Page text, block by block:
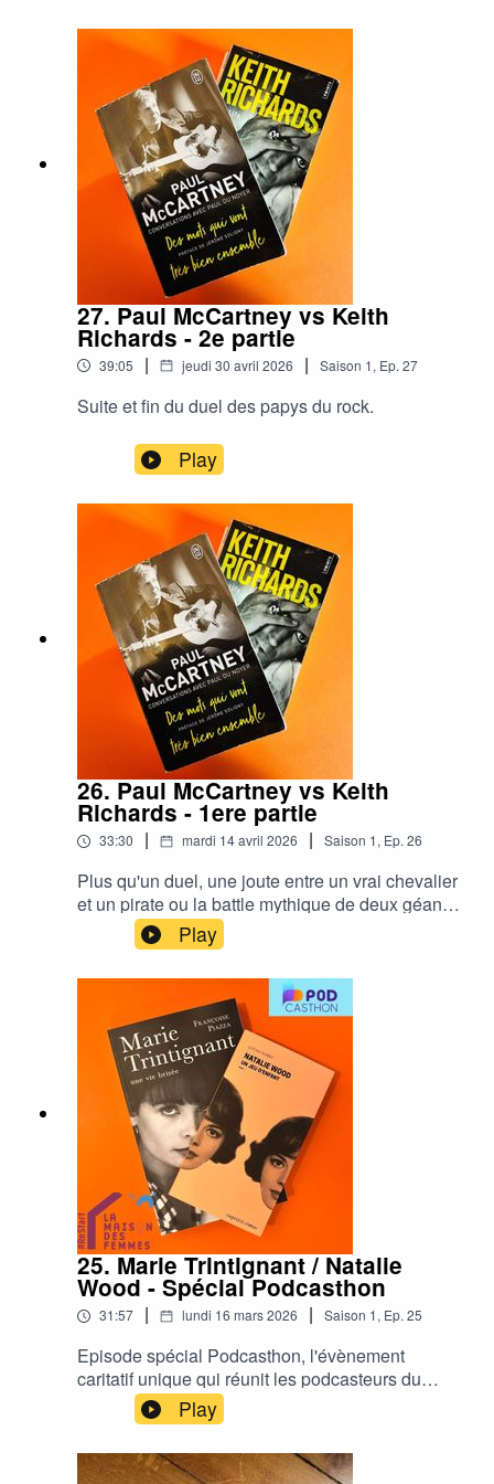
27. Paul McCartney vs Keith
Richards - 2e partie
39:05 | jeudi 30 avril 2026 | Saison 1, Ep. 27
Suite et fin du duel des papys du rock.
Play
26. Paul McCartney vs Keith
Richards - 1ere partie
33:30 | mardi 14 avril 2026 | Saison 1, Ep. 26
Plus qu'un duel, une joute entre un vrai chevalier
et un pirate ou la battle mythique de deux géants
qui règnent encore sur la musique à 80 ans
passés et ont bâti l'une des révolutions
culturelles majeures du 20e siècle : le rock'n roll.
Play
25. Marie Trintignant / Natalie
Wood - Spécial Podcasthon
31:57 | lundi 16 mars 2026 | Saison 1, Ep. 25
Episode spécial Podcasthon, l'évènement
caritatif unique qui réunit les podcasteurs du
monde entier pendant la semaine du 14 au 20
mars autour d'un objectif commun : sensibiliser
aux causes qui leur tiennent à coeur et mettre en
lumière l'action de l'association de leur
Play